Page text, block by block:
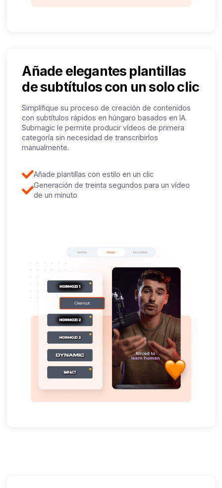
Añade elegantes plantillas
de subtítulos con un solo clic
Simplifique su proceso de creación de contenidos
con subtítulos rápidos en húngaro basados en IA.
Submagic le permite producir vídeos de primera
categoría sin necesidad de transcribirlos
manualmente.
Añade plantillas con estilo en un clic
Generación de treinta segundos para un vídeo
de un minuto